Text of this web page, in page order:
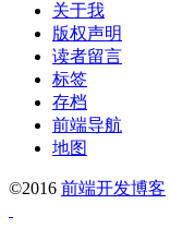
关于我
版权声明
读者留言
标签
存档
前端导航
地图
©2016 前端开发博客